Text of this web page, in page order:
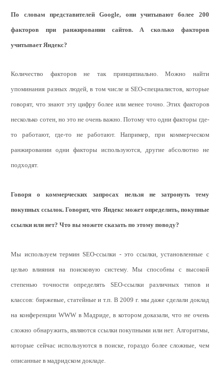
По словам представителейGoogle, они учитывают более 200
факторов при ранжировании сайтов. А сколько факторов
учитывает Яндекс?
Количество факторов не так принципиально. Можно найти
упоминания разных людей, в том числе и SEO-специалистов, которые
говорят, что знают эту цифру более или менее точно. Этих факторов
несколько сотен, но это не очень важно. Потому что одни факторы где-
то работают, где-то не работают. Например, при коммерческом
ранжировании одни факторы используются, другие абсолютно не
подходят.
Говоря о коммерческих запросах нельзя не затронуть тему
покупных ссылок. Говорят, что Яндекс может определить, покупные
ссылки или нет? Что вы можете сказать по этому поводу?
Мы используем термин SEO-ссылки - это ссылки, установленные с
целью влияния на поисковую систему. Мы способны с высокой
степенью точности определять SEO-ссылки различных типов и
классов: биржевые, статейные и т.п. В 2009 г. мы даже сделали доклад
на конференции WWW в Мадриде, в котором доказали, что не очень
сложно обнаружить,являются ссылки покупными или нет. Алгоритмы,
которые сейчас используются в поиске, гораздо более сложные, чем
описанные в мадридском докладе.